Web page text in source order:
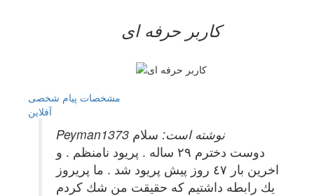
کاربر حرفه ای
مشخصات پیام شخصی
آفلاين
Peyman1373 نوشته است: سلام
دوست دخترم ٢٩ ساله . پريود نامنظم . و
اخرين بار ٤٧ روز پيش پريود شد . ما پريروز
يك رابطه داشتيم كه حقيقت من شك كردم